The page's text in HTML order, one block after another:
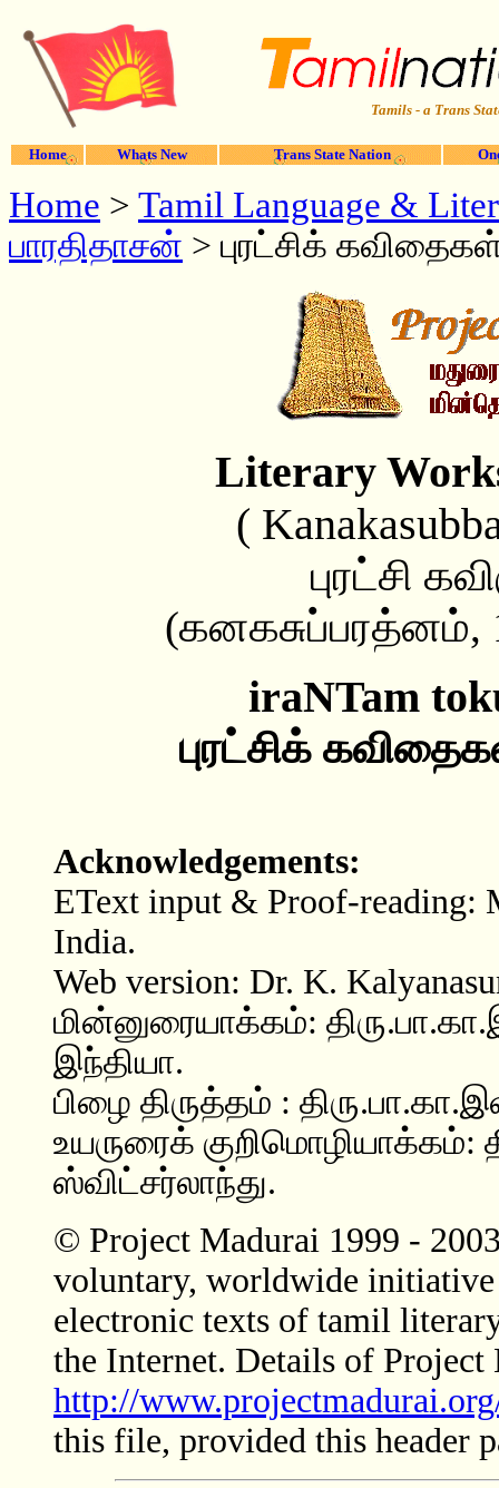
Tamils - a Trans
Home Whats New Trans State Nation
Home > Tamil Language &
பாரதிதாசன் > புரட்சிக்
Literary
(
புரட்சி
(கனகசுப்பரத்னம்,
iraNTam
புரட்சிக்
Acknowledgements:
EText input & Proof-reading:
India.
Web version: Dr. K.
மின்னுரையாக்கம்:
இந்தியா.
பிழை திருத்தம் :
உயருரைக் குறிமொழியாக்கம்:
ஸ்விட்சர்லாந்து.
© Project Madurai 1999 -
voluntary, worldwide
electronic texts of tamil
the Internet. Details of Project
http://
this file, provided this header